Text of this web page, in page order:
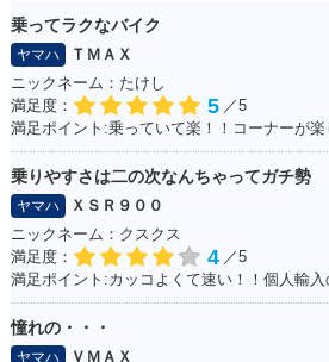
乗ってラクなバイク
ヤマハ
ＴＭＡＸ
ニックネーム：たけし
満足度：
5 ／5
満足ポイント:乗っていて楽！！コーナーが楽
乗りやすさは二の次なんちゃってガチ勢
ヤマハ
ＸＳＲ９００
ニックネーム：クスクス
満足度：
4 ／5
憧れの・・・
ヤマハ
ＶＭＡＸ